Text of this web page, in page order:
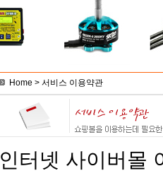
Home > 서비스 이용약관
인터넷 사이버몰